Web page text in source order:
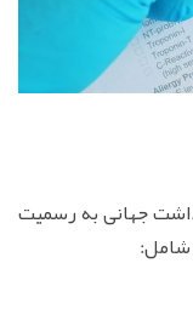
جهانی به رسمیت
شامل: